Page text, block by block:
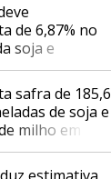
de 6,87% no
soja e
safra de 185,6
de soja e
milho em